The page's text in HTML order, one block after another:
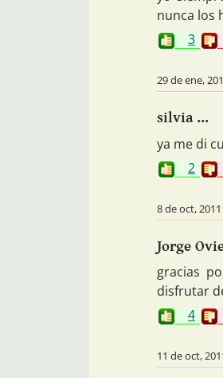
nunca los
3
29 de ene,
silvia ...
ya me di
2
8 de oct,
Jorge
gracias
disfrutar
4
11 de oct,